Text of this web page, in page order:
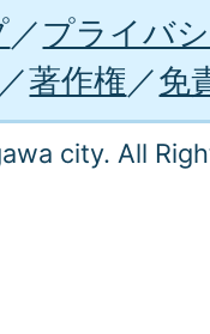
プライバ
著作権 免
city. All